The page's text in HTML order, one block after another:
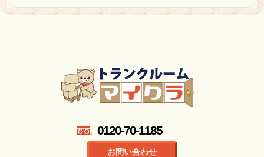
0120-70-1185
お問い合わせ